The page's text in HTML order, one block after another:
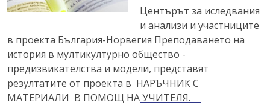
Центърът за иследвания
и анализи и участниците
в проекта България-Норвегия Преподаването на
история в мултикултурно общество -
предизвикателства и модели, представят
резултатите от проекта в НАРЪЧНИК С
МАТЕРИАЛИ В ПОМОЩ НА УЧИТЕЛЯ.